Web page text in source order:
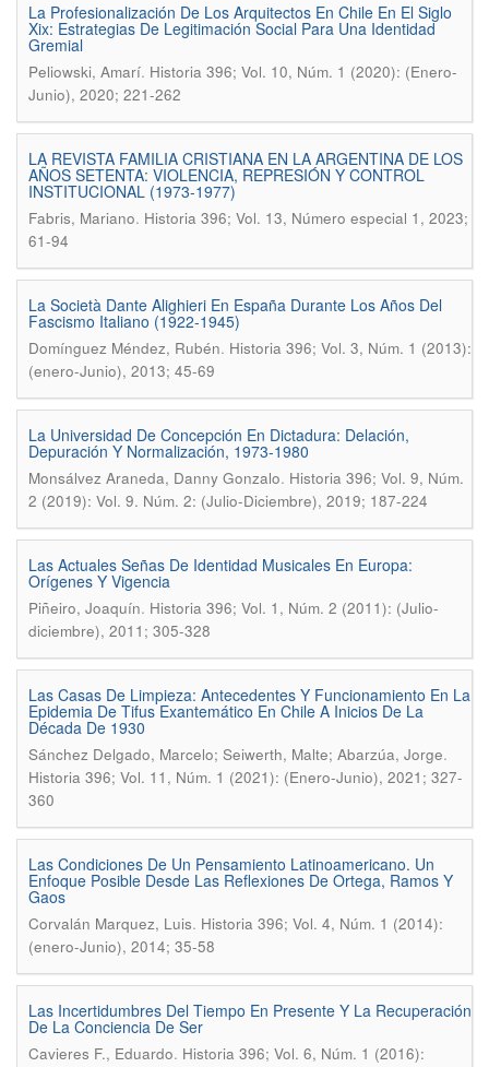
La Profesionalización De Los Arquitectos En Chile En El Siglo
Xix: Estrategias De Legitimación Social Para Una Identidad
Gremial
Peliowski, Amarí. Historia 396; Vol. 10, Núm. 1 (2020): (Enero-
Junio), 2020; 221-262
LA REVISTA FAMILIA CRISTIANA EN LA ARGENTINA DE LOS
AÑOS SETENTA: VIOLENCIA, REPRESIÓN Y CONTROL
INSTITUCIONAL (1973-1977)
Fabris, Mariano. Historia 396; Vol. 13, Número especial 1, 2023;
61-94
La Società Dante Alighieri En España Durante Los Años Del
Fascismo Italiano (1922-1945)
Domínguez Méndez, Rubén. Historia 396; Vol. 3, Núm. 1 (2013):
(enero-Junio), 2013; 45-69
La Universidad De Concepción En Dictadura: Delación,
Depuración Y Normalización, 1973-1980
Monsálvez Araneda, Danny Gonzalo. Historia 396; Vol. 9, Núm.
2 (2019): Vol. 9. Núm. 2: (Julio-Diciembre), 2019; 187-224
Las Actuales Señas De Identidad Musicales En Europa:
Orígenes Y Vigencia
Piñeiro, Joaquín. Historia 396; Vol. 1, Núm. 2 (2011): (Julio-
diciembre), 2011; 305-328
Las Casas De Limpieza: Antecedentes Y Funcionamiento En La
Epidemia De Tifus Exantemático En Chile A Inicios De La
Década De 1930
Sánchez Delgado, Marcelo; Seiwerth, Malte; Abarzúa, Jorge.
Historia 396; Vol. 11, Núm. 1 (2021): (Enero-Junio), 2021; 327-
360
Las Condiciones De Un Pensamiento Latinoamericano. Un
Enfoque Posible Desde Las Reflexiones De Ortega, Ramos Y
Gaos
Corvalán Marquez, Luis. Historia 396; Vol. 4, Núm. 1 (2014):
(enero-Junio), 2014; 35-58
Las Incertidumbres Del Tiempo En Presente Y La Recuperación
De La Conciencia De Ser
Cavieres F., Eduardo. Historia 396; Vol. 6, Núm. 1 (2016):